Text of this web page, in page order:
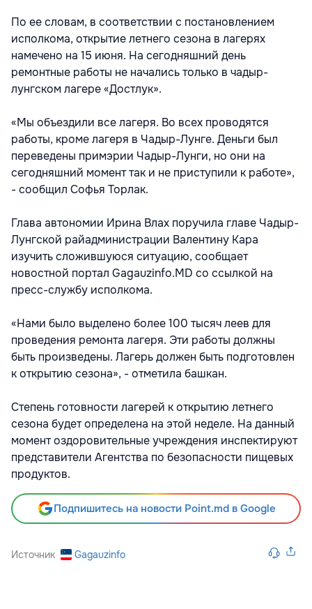
По ее словам, в соответствии с постановлением
исполкома, открытие летнего сезона в лагерях
намечено на 15 июня. На сегодняшний день
ремонтные работы не начались только в чадыр-
лунгском лагере «Достлук».
«Мы объездили все лагеря. Во всех проводятся
работы, кроме лагеря в Чадыр-Лунге. Деньги был
переведены примэрии Чадыр-Лунги, но они на
сегодняшний момент так и не приступили к работе»,
- сообщил Софья Торлак.
Глава автономии Ирина Влах поручила главе Чадыр-
Лунгской райадминистрации Валентину Кара
изучить сложившуюся ситуацию, сообщает
новостной портал Gagauzinfo.MD со ссылкой на
пресс-службу исполкома.
«Нами было выделено более 100 тысяч леев для
проведения ремонта лагеря. Эти работы должны
быть произведены. Лагерь должен быть подготовлен
к открытию сезона», - отметила башкан.
Степень готовности лагерей к открытию летнего
сезона будет определена на этой неделе. На данный
момент оздоровительные учреждения инспектируют
представители Агентства по безопасности пищевых
продуктов.
Подпишитесь на новости Point.md в Google
Источник Gagauzinfo